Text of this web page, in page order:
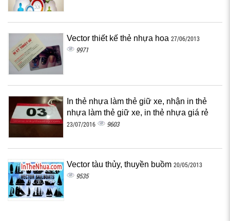
Vector thiết kế thẻ nhựa hoa 27/06/2013
9971
In thẻ nhựa làm thẻ giữ xe, nhận in thẻ
nhựa làm thẻ giữ xe, in thẻ nhựa giá rẻ
23/07/2016 9603
Vector tàu thủy, thuyền buồm 20/05/2013
9535